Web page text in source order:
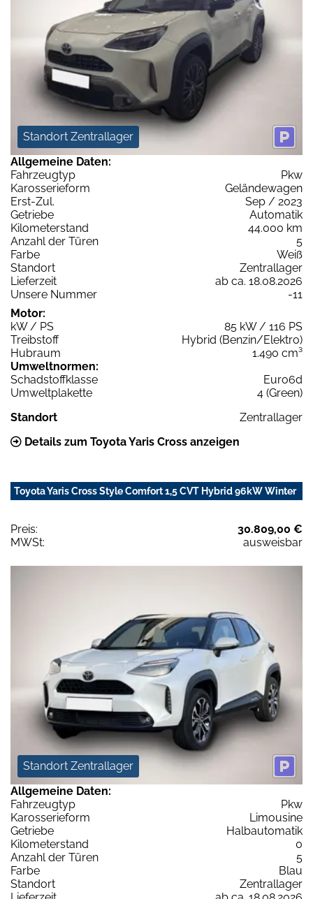
Standort Zentrallager
Allgemeine Daten:
Fahrzeugtyp
Pkw
Karosserieform
Geländewagen
Erst-Zul.
Sep / 2023
Getriebe
Automatik
Kilometerstand
44.000 km
Anzahl der Türen
5
Farbe
Weiß
Standort
Zentrallager
Lieferzeit
ab ca. 18.08.2026
Unsere Nummer
-11
Motor:
kW / PS
85 kW / 116 PS
Treibstoff
Hybrid (Benzin/Elektro)
Hubraum
1.490 cm³
Umweltnormen:
Schadstoffklasse
Euro6d
Umweltplakette
4 (Green)
Standort
Zentrallager
Details zum Toyota Yaris Cross anzeigen
Toyota Yaris Cross Style Comfort 1,5 CVT Hybrid 96kW Winter
Preis:
30.809,00 €
MWSt:
ausweisbar
Standort Zentrallager
Allgemeine Daten:
Fahrzeugtyp
Pkw
Karosserieform
Limousine
Getriebe
Halbautomatik
Kilometerstand
0
Anzahl der Türen
5
Farbe
Blau
Standort
Zentrallager